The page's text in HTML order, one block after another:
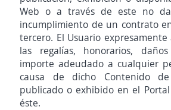
Web o a través de este no
incumplimiento de un contrato
tercero. El Usuario
las regalías, honorarios,
importe adeudado a cualquier
causa de dicho Contenido
publicado o exhibido en el
éste.